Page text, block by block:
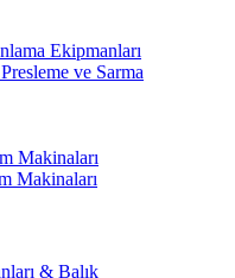
Ekipmanları
ve Sarma
Makinaları
Makinaları
& Balık